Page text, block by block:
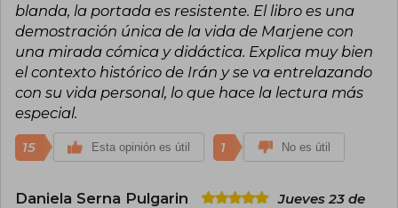
blanda, la portada es resistente. El libro es una
demostración única de la vida de Marjene con
una mirada cómica y didáctica. Explica muy bien
el contexto histórico de Irán y se va entrelazando
con su vida personal, lo que hace la lectura más
especial.
15 Esta opinión es útil 1 No es útil
Daniela Serna Pulgarin
Jueves 23 de